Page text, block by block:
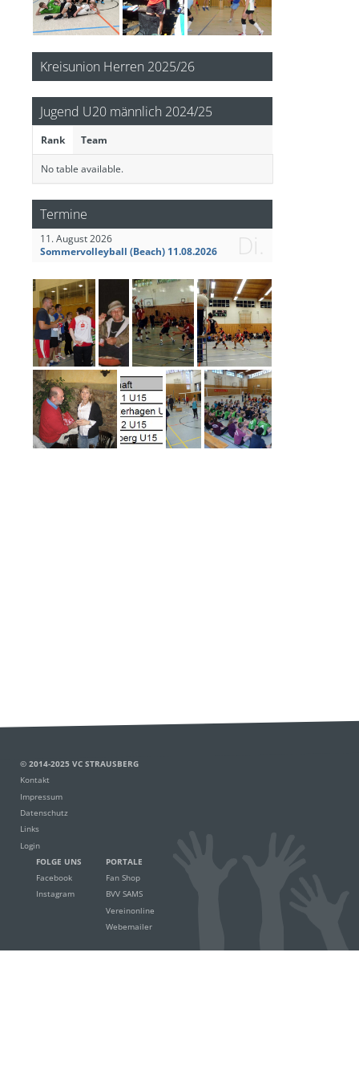
Kreisunion Herren 2025/26
Jugend U20 männlich 2024/25
Rank Team
No table available.
Termine
Di.
11. August 2026
Sommervolleyball (Beach) 11.08.2026
© 2014-2025 VC STRAUSBERG
Kontakt
Impressum
Datenschutz
Links
Login
FOLGE UNS
Facebook
Instagram
PORTALE
Fan Shop
BVV SAMS
Vereinonline
Webemailer